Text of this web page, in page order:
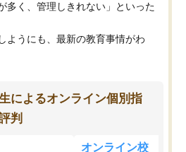
多く、管理しきれない」といった
ようにも、最新の教育事情がわ
によるオンライン個別指
判
オンライン校